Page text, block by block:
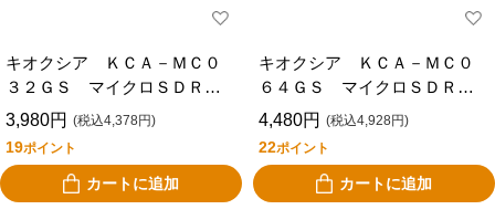
キオクシア ＫＣＡ－ＭＣ０
３２ＧＳ マイクロＳＤＲ５
０ ３２ＧＢ
3,980円 (税込4,378円)
19ポイント
カートに追加
キオクシア ＫＣＡ－ＭＣ０
６４ＧＳ マイクロＳＤＲ５
０ ６４ＧＢ
4,480円 (税込4,928円)
22ポイント
カートに追加